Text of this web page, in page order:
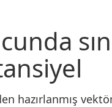
hazırlanmış